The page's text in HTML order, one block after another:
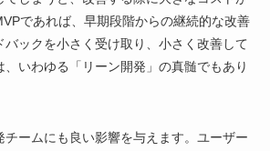
であれば、早期段階からの継続的な改善
ックを小さく受け取り、小さく改善して
いわゆる「リーン開発」の真髄でもあり
チームにも良い影響を与えます。ユーザー